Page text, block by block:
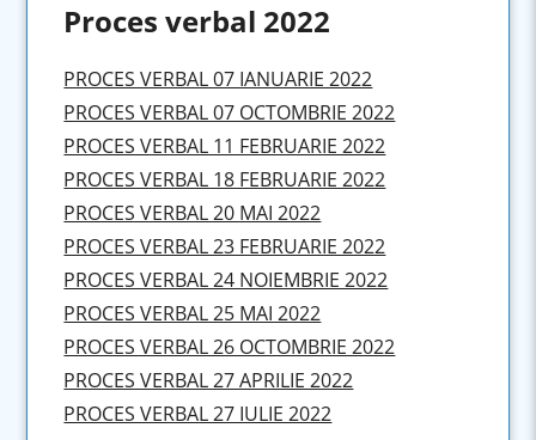
Proces verbal 2022
PROCES VERBAL 07 IANUARIE 2022
PROCES VERBAL 07 OCTOMBRIE 2022
PROCES VERBAL 11 FEBRUARIE 2022
PROCES VERBAL 18 FEBRUARIE 2022
PROCES VERBAL 20 MAI 2022
PROCES VERBAL 23 FEBRUARIE 2022
PROCES VERBAL 24 NOIEMBRIE 2022
PROCES VERBAL 25 MAI 2022
PROCES VERBAL 26 OCTOMBRIE 2022
PROCES VERBAL 27 APRILIE 2022
PROCES VERBAL 27 IULIE 2022